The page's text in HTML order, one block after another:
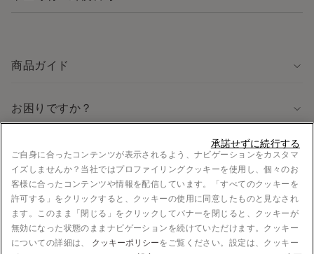
商品ガイド
お困りですか？
法律に関する情報
採用情報
法的情報
お支払い
ご自身に合ったコンテンツが表示されるよう、ナビゲーションをカスタマ
イズしませんか？当社ではプロファイリングクッキーを使用し、個々のお
客様に合ったコンテンツや情報を配信しています。「すべてのクッキーを
許可する」をクリックすると、クッキーの使用に同意したものと見なされ
ます。このまま「閉じる」をクリックしてバナーを閉じると、クッキーが
無効になった状態のままナビゲーションを続けていただけます。クッキー
についての詳細は、 クッキーポリシーをご覧ください。設定は、クッキー
承諾せずに続行する